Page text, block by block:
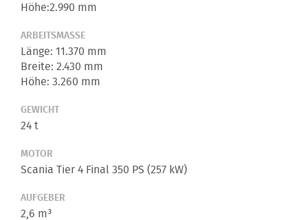
Höhe:2.990 mm
ARBEITSMASSE
Länge: 11.370 mm
Breite: 2.430 mm
Höhe: 3.260 mm
GEWICHT
24 t
MOTOR
Scania Tier 4 Final 350 PS (257 kW)
AUFGEBER
2,6 m³